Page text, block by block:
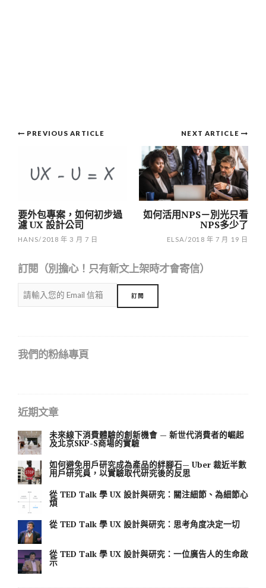
Post
NEXT ARTICLE
如何活用NPS－別光只看
NPS多少了
ELSA/2018 年 7 月 19 日
PREVIOUS ARTICLE
要外包專案，如何初步過
濾 UX 設計公司
HANS/ 2018 年 3 月 7 日
訂閱（別擔心！只有新文上架時才會寄信）
我們的粉絲專頁
近期文章
未來線下消費體驗的創新機會 — 新世代消費者的崛起
及北京SKP-S商場的實驗
如何避免用戶研究成為產品的絆腳石— Uber 裁近半數
用戶研究員，以實驗取代研究後的反思
從 TED Talk 學 UX 設計與研究：關注細節、為細節心
煩
從 TED Talk 學 UX 設計與研究：思考角度决定一切
從 TED Talk 學 UX 設計與研究：一位廣告人的生命啟
示